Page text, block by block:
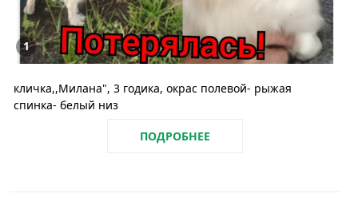
1
кличка,,Милана", 3 годика, окрас полевой- рыжая
спинка- белый низ
ПОДРОБНЕЕ